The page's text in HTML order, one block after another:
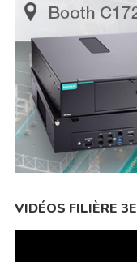
VIDÉOS FILIÈRE 3E